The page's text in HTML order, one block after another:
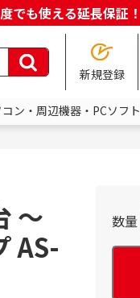
でも使える延長保証！
新規登録
ン・周辺機器・PCソフト
～
AS-
数量